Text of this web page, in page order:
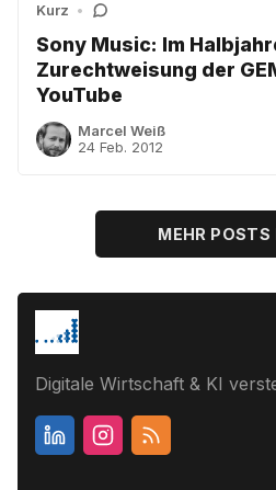
Kurz •
Sony Music: Im
Zurechtweisung der
YouTube
Marcel Weiß
24 Feb. 2012
MEHR POSTS
Digitale Wirtschaft & KI